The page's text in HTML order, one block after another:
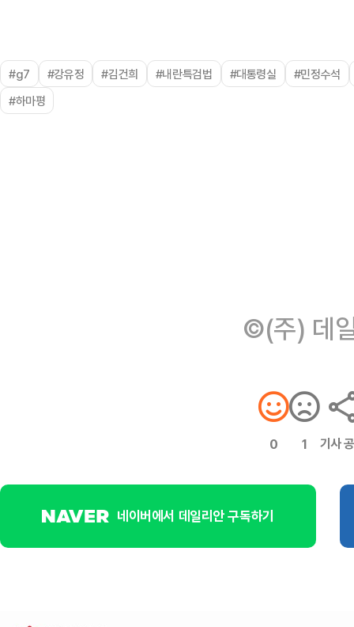
#g7 #강유정 #김건희 #내란특검법 #대통령실
#민정수석
#하마평
©(주) 데
0 1 기사
네이버에서 데일리안 구독하기